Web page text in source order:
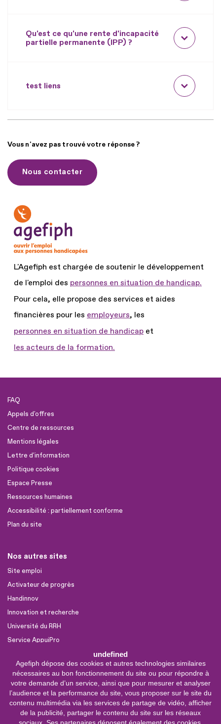
undefined
Agefiph dépose des cookies et autres technologies similaires
nécessaires au bon fonctionnement du site ou pour répondre à
votre demande d’un service, ainsi que pour mesurer et analyser
l’audience et la performance du site, vous proposer sur le site du
contenu multimédia via les services de partage de vidéo, afficher
de la publicité, partager le contenu du site sur les réseaux
Qu'est ce qu'une rente d'incapacité
partielle permanente (IPP) ?
test liens
Vous n'avez pas trouvé votre réponse ?
Nous contacter
L'Agefiph est chargée de soutenir le développement
de l'emploi des personnes en situation de handicap.
Pour cela, elle propose des services et aides
financières pour les employeurs, les
personnes en situation de handicap et
les acteurs de la formation.
FAQ
Appels d'offres
Centre de ressources
Mentions légales
Lettre d'information
Politique cookies
Espace Presse
Ressources humaines
Accessibilité : partiellement conforme
Plan du site
Nos autres sites
Site emploi
Activateur de progrès
Handinnov
Innovation et recherche
Université du RRH
Service AppuiPro
Nous suivre
Youtube
Linkedin
Facebook